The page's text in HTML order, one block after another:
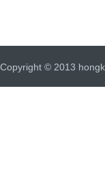
Copyright © 2013